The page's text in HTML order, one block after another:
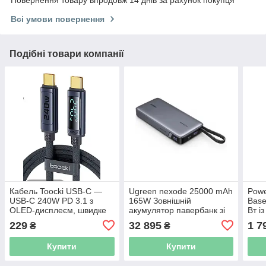
Всі умови повернення
Подібні товари компанії
Кабель Toocki USB-C —
USB-C 240W PD 3.1 з
OLED-дисплеєм, швидке
заряджання ноутбука та
телефона, 1 м
229 ₴
Купити
Ugreen nexode 25000 mAh
165W Зовнішній
акумулятор павербанк зі
швидким заряджанням і
вбудованими кабелями
USB-C
32 895₴
Купити
Вт
1